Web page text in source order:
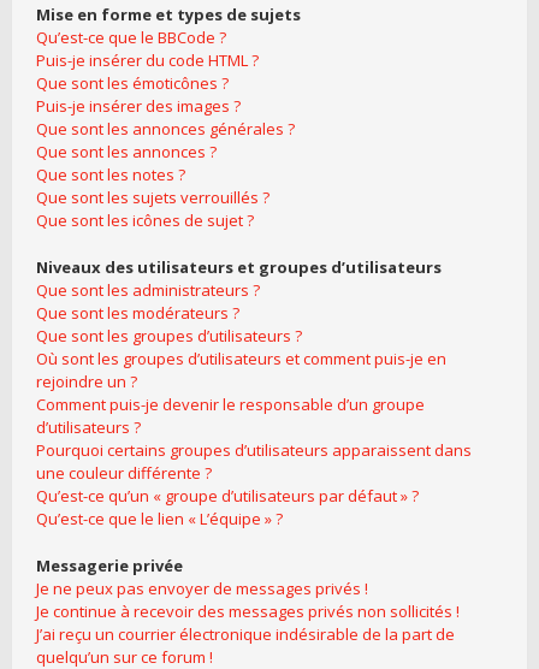
Mise en forme et types de sujets
Qu’est-ce que le BBCode ?
Puis-je insérer du code HTML ?
Que sont les émoticônes ?
Puis-je insérer des images ?
Que sont les annonces générales ?
Que sont les annonces ?
Que sont les notes ?
Que sont les sujets verrouillés ?
Que sont les icônes de sujet ?
Niveaux des utilisateurs et groupes d’utilisateurs
Que sont les administrateurs ?
Que sont les modérateurs ?
Que sont les groupes d’utilisateurs ?
Où sont les groupes d’utilisateurs et comment puis-je en
rejoindre un ?
Comment puis-je devenir le responsable d’un groupe
d’utilisateurs ?
Pourquoi certains groupes d’utilisateurs apparaissent dans
une couleur différente ?
Qu’est-ce qu’un « groupe d’utilisateurs par défaut » ?
Qu’est-ce que le lien « L’équipe » ?
Messagerie privée
Je ne peux pas envoyer de messages privés !
Je continue à recevoir des messages privés non sollicités !
J’ai reçu un courrier électronique indésirable de la part de
quelqu’un sur ce forum !